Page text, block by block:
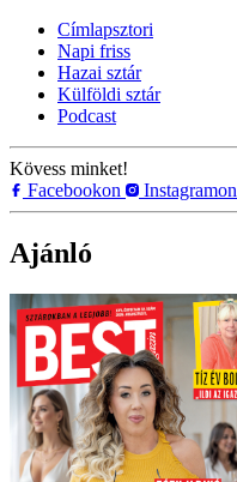
Címlapsztori
Napi friss
Hazai sztár
Külföldi sztár
Podcast
Kövess minket!
Facebookon
Instagramon
Ajánló